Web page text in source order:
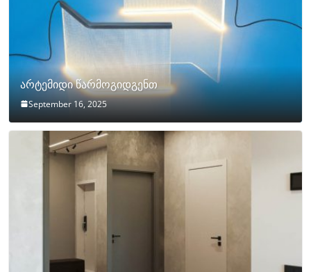
არტემიდი წარმოგიდგენთ
September 16, 2025